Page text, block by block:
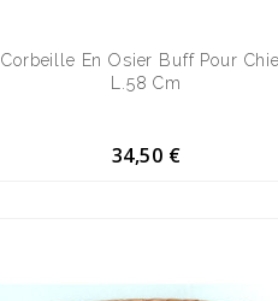
Corbeille En Osier Buff Pour
L.58 Cm
34,50 €